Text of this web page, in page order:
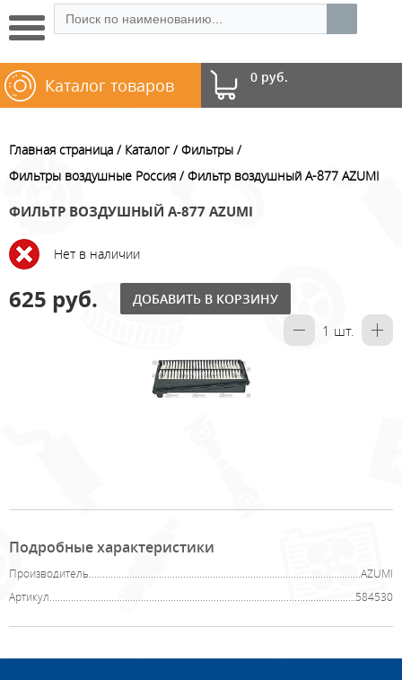
0 руб.
Каталог товаров
Главная страница Каталог
Фильтры
Фильтры воздушные Россия
Фильтр воздушный A-877 AZUMI
ФИЛЬТР ВОЗДУШНЫЙ A-877 AZUMI
Нет в наличии
625 руб. ДОБАВИТЬ В КОРЗИНУ
1 шт.
Подробные характеристики
Производитель
AZUMI
Артикул
584530